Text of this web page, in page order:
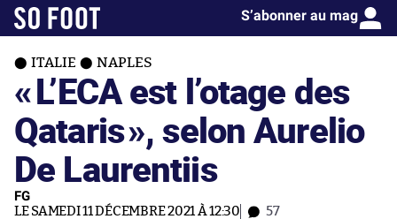
S’abonner au mag
ITALIE NAPLES
«L’ECA est l’otage des
Qataris», selon Aurelio
De Laurentiis
FG
LE SAMEDI 11 DÉCEMBRE 2021 À 12:30 57